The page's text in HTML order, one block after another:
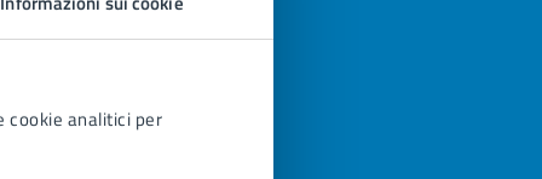
cookie analitici per